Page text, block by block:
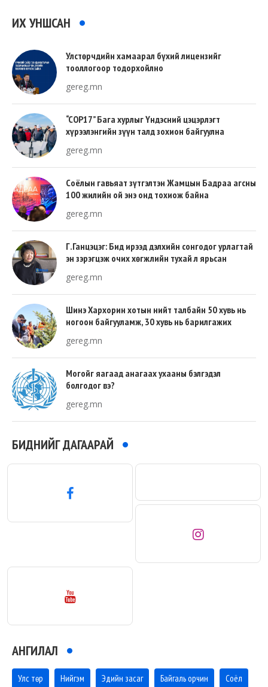
ИХ УНШСАН
Улстөрчдийн хамаарал бүхий лицензийг
тооллогоор тодорхойлно
gereg.mn
“COP17” Бага хурлыг Үндэсний цэцэрлэгт
хүрээлэнгийн зүүн талд зохион байгуулна
gereg.mn
Соёлын гавьяат зүтгэлтэн Жамцын Бадраа агсны
100 жилийн ой энэ онд тохиож байна
gereg.mn
Г.Ганцэцэг: Бид ирээд дэлхийн сонгодог урлагтай
эн зэрэгцэж очих хөгжлийн тухай л ярьсан
gereg.mn
Шинэ Хархорин хотын нийт талбайн 50 хувь нь
ногоон байгууламж, 30 хувь нь барилгажих
gereg.mn
Могойг яагаад анагаах ухааны бэлгэдэл
болгодог вэ?
gereg.mn
БИДНИЙГ ДАГААРАЙ
АНГИЛАЛ
Улс төр Нийгэм Эдийн засаг Байгаль орчин Соёл